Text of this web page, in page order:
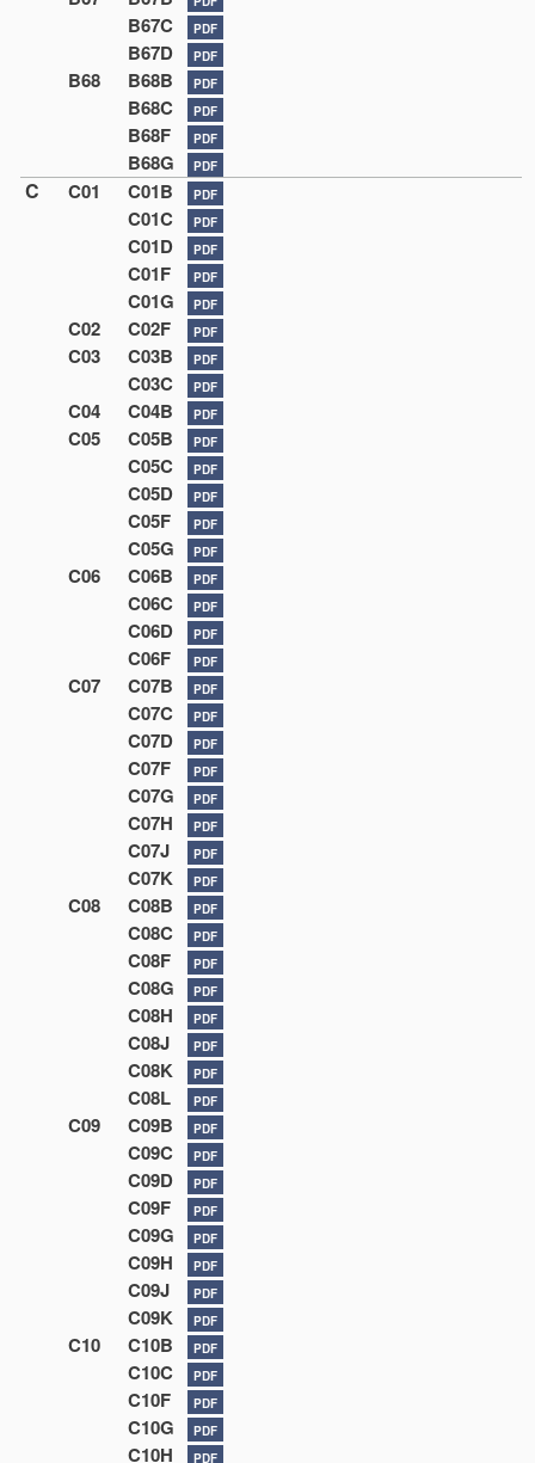
B67C PDF
B67D PDF
B68 B68B PDF
B68C PDF
B68F PDF
B68G PDF
C C01 C01B PDF
C01C PDF
C01D PDF
C01F PDF
C01G PDF
C02 C02F PDF
C03 C03B PDF
C03C PDF
C04 C04B PDF
C05 C05B PDF
C05C PDF
C05D PDF
C05F PDF
C05G PDF
C06 C06B PDF
C06C PDF
C06D PDF
C06F PDF
C07 C07B PDF
C07C PDF
C07D PDF
C07F PDF
C07G PDF
C07H PDF
C07J PDF
C07K PDF
C08 C08B PDF
C08C PDF
C08F PDF
C08G PDF
C08H PDF
C08J PDF
C08K PDF
C08L PDF
C09 C09B PDF
C09C PDF
C09D PDF
C09F PDF
C09G PDF
C09H PDF
C09J PDF
C09K PDF
C10 C10B PDF
C10C PDF
C10F PDF
C10G PDF
C10H PDF